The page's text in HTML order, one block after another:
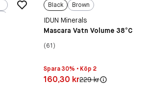
Black Brown
IDUN Minerals
Mascara Vatn Volume 38°C
(61)
Spara 30% • Köp 2
Pris: 160,30 kr
160,30 krOriginal pris:
229 kr